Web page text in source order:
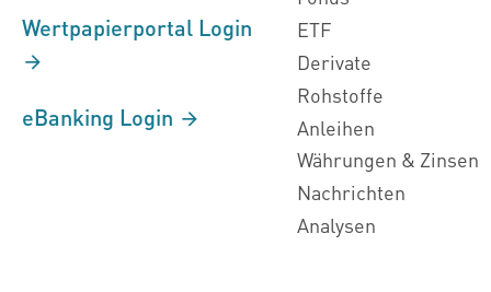
Wertpapierportal Login
eBanking Login
ETF
Derivate
Rohstoffe
Anleihen
Währungen & Zinsen
Nachrichten
Analysen